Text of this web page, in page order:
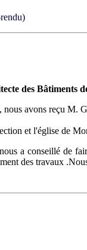
des Bâtiments
avons reçu M.
et l'église de
a conseillé de
des travaux